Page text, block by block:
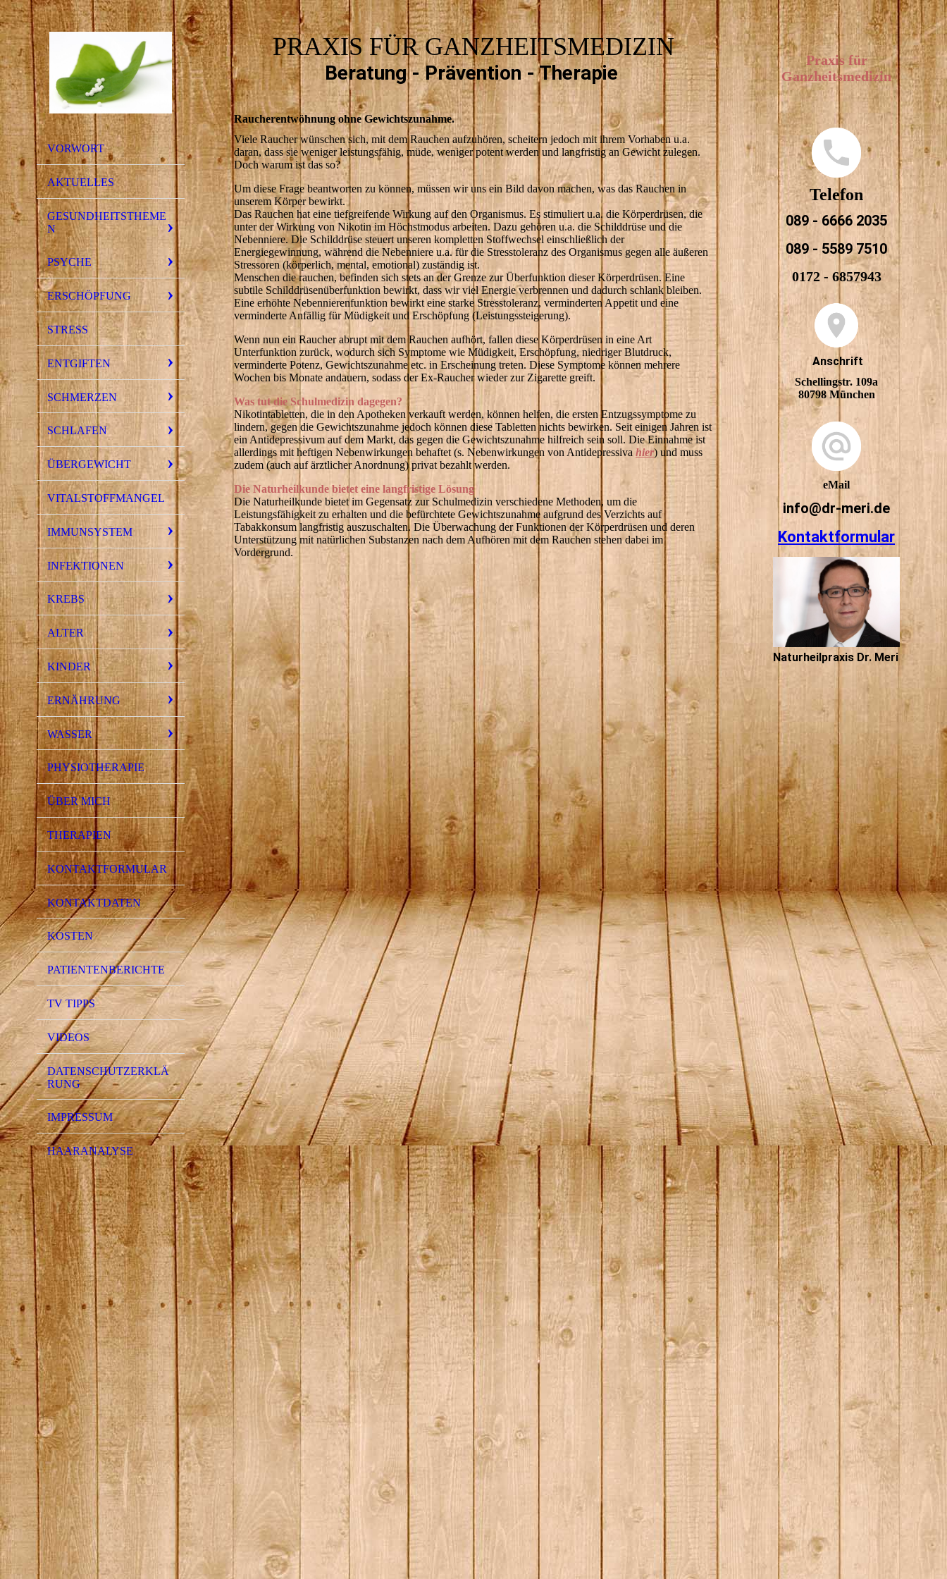
VORWORT
AKTUELLES
GESUNDHEITSTHEME
N
PSYCHE
ERSCHÖPFUNG
STRESS
ENTGIFTEN
SCHMERZEN
SCHLAFEN
ÜBERGEWICHT
VITALSTOFFMANGEL
IMMUNSYSTEM
INFEKTIONEN
KREBS
ALTER
KINDER
ERNÄHRUNG
WASSER
PHYSIOTHERAPIE
ÜBER MICH
THERAPIEN
KONTAKTFORMULAR
KONTAKTDATEN
KOSTEN
PATIENTENBERICHTE
TV TIPPS
VIDEOS
DATENSCHUTZERKLÄ
RUNG
IMPRESSUM
HAARANALYSE
PRAXIS FÜR GANZHEITSMEDIZIN
Beratung - Prävention - Therapie
Raucherentwöhnung ohne Gewichtszunahme.
Viele Raucher wünschen sich, mit dem Rauchen aufzuhören, scheitern jedoch mit ihrem Vorhaben u.a.
daran, dass sie weniger leistungsfähig, müde, weniger potent werden und langfristig an Gewicht zulegen.
Doch warum ist das so?
Um diese Frage beantworten zu können, müssen wir uns ein Bild davon machen, was das Rauchen in
unserem Körper bewirkt.
Das Rauchen hat eine tiefgreifende Wirkung auf den Organismus. Es stimuliert u.a. die Körperdrüsen, die
unter der Wirkung von Nikotin im Höchstmodus arbeiten. Dazu gehören u.a. die Schilddrüse und die
Nebenniere. Die Schilddrüse steuert unseren kompletten Stoffwechsel einschließlich der
Energiegewinnung, während die Nebenniere u.a. für die Stresstoleranz des Organismus gegen alle äußeren
Stressoren (körperlich, mental, emotional) zuständig ist.
Menschen die rauchen, befinden sich stets an der Grenze zur Überfunktion dieser Körperdrüsen. Eine
subtile Schilddrüsenüberfunktion bewirkt, dass wir viel Energie verbrennen und dadurch schlank bleiben.
Eine erhöhte Nebennierenfunktion bewirkt eine starke Stresstoleranz, verminderten Appetit und eine
verminderte Anfällig für Müdigkeit und Erschöpfung (Leistungssteigerung).
Wenn nun ein Raucher abrupt mit dem Rauchen aufhört, fallen diese Körperdrüsen in eine Art
Unterfunktion zurück, wodurch sich Symptome wie Müdigkeit, Erschöpfung, niedriger Blutdruck,
verminderte Potenz, Gewichtszunahme etc. in Erscheinung treten. Diese Symptome können mehrere
Wochen bis Monate andauern, sodass der Ex-Raucher wieder zur Zigarette greift.
Was tut die Schulmedizin dagegen?
Nikotintabletten, die in den Apotheken verkauft werden, können helfen, die ersten Entzugssymptome zu
lindern, gegen die Gewichtszunahme jedoch können diese Tabletten nichts bewirken. Seit einigen Jahren ist
ein Antidepressivum auf dem Markt, das gegen die Gewichtszunahme hilfreich sein soll. Die Einnahme ist
allerdings mit heftigen Nebenwirkungen behaftet (s. Nebenwirkungen von Antidepressiva hier) und muss
zudem (auch auf ärztlicher Anordnung) privat bezahlt werden.
Die Naturheilkunde bietet eine langfristige Lösung
Die Naturheilkunde bietet im Gegensatz zur Schulmedizin verschiedene Methoden, um die
Leistungsfähigkeit zu erhalten und die befürchtete Gewichtszunahme aufgrund des Verzichts auf
Tabakkonsum langfristig auszuschalten. Die Überwachung der Funktionen der Körperdrüsen und deren
Unterstützung mit natürlichen Substanzen nach dem Aufhören mit dem Rauchen stehen dabei im
Vordergrund.
Praxis für
Ganzheitsmedizin
Telefon
089 - 6666 2035
089 - 5589 7510
0172 - 6857943
Anschrift
Schellingstr. 109a
80798 München
eMail
info@dr-meri.de
Kontaktformular
Naturheilpraxis Dr. Meri